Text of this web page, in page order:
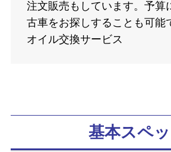
注文販売もしています。予算
古車をお探しすることも可能
オイル交換サービス
基本スペ